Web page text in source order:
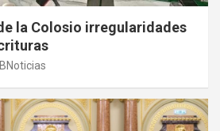
la Colosio irregularidades